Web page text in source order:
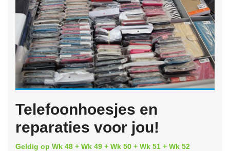
Telefoonhoesjes en
reparaties voor jou!
Geldig op Wk 48 + Wk 49 + Wk 50 + Wk 51 + Wk 52